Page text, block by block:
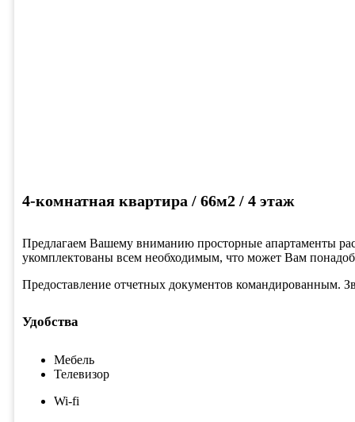
4-комнатная квартира / 66м2 / 4 этаж
Предлагаем Вашему вниманию просторные апартаменты
укомплектованы всем необходимым, что может Вам
Предоставление отчетных документов командированным.
Удобства
Мебель
Телевизор
Wi-fi